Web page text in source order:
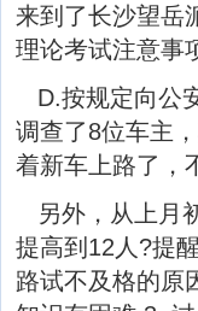
来到了长沙望岳
理论考试注意事
D.按规定向公
调查了8位车主
着新车上路了，
另外，从上月
提高到12人?提
路试不及格的原